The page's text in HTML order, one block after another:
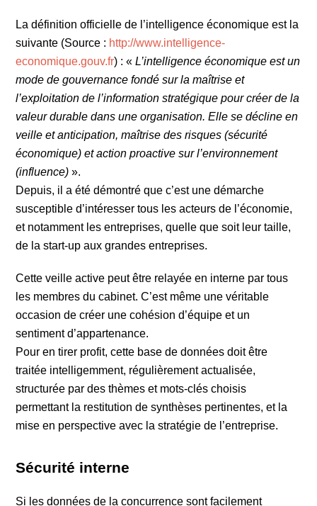
La définition officielle de l’intelligence économique est la
suivante (Source : http://www.intelligence-
economique.gouv.fr) : « L’intelligence économique est un
mode de gouvernance fondé sur la maîtrise et
l’exploitation de l’information stratégique pour créer de la
valeur durable dans une organisation. Elle se décline en
veille et anticipation, maîtrise des risques (sécurité
économique) et action proactive sur l’environnement
(influence)».
Depuis, il a été démontré que c’est une démarche
susceptible d’intéresser tous les acteurs de l’économie,
et notamment les entreprises, quelle que soit leur taille,
de la start-up aux grandes entreprises.
Cette veille active peut être relayée en interne par tous
les membres du cabinet. C’est même une véritable
occasion de créer une cohésion d’équipe et un
sentiment d’appartenance.
Pour en tirer profit, cette base de données doit être
traitée intelligemment, régulièrement actualisée,
structurée par des thèmes et mots-clés choisis
permettant la restitution de synthèses pertinentes, et la
mise en perspective avec la stratégie de l’entreprise.
Sécurité interne
Si les données de la concurrence sont facilement